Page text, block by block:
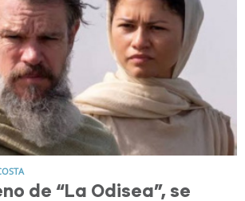
de “La Odisea”, se